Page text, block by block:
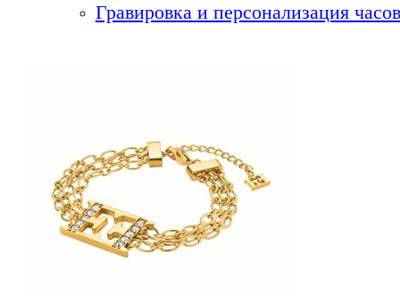
Гравировка и персонализация часов
Видеоблог
Новости
Контакты